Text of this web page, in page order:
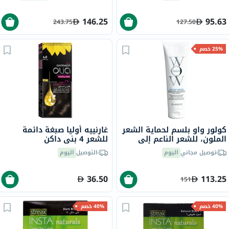
95.63
127.50
146.25
243.75
25% خصم
كولور واو بلسم لحماية الشعر
الملون، للشعر الناعم إلى
العادي 250 مل
توصيل مجاني اليوم
113.25
151
غارنييه أوليا صبغة دائمة
للشعر 4 بني داكن
التوصيل اليوم
36.50
40% خصم 40% خصم